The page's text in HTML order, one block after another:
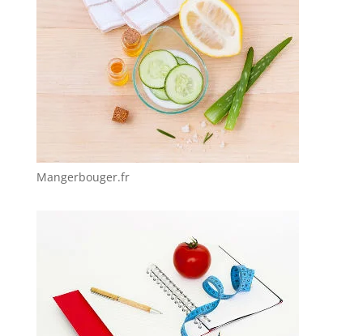
Mangerbouger.fr